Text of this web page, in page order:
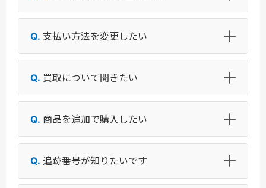
支払い方法を変更したい
買取について聞きたい
商品を追加で購入したい
追跡番号が知りたいです